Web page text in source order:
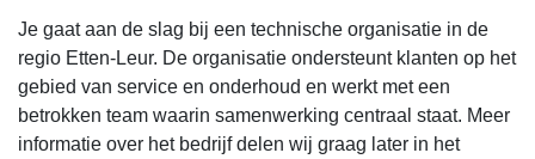
Je gaat aan de slag bij een technische organisatie in de
regio Etten-Leur. De organisatie ondersteunt klanten op het
gebied van service en onderhoud en werkt met een
betrokken team waarin samenwerking centraal staat. Meer
informatie over het bedrijf delen wij graag later in het